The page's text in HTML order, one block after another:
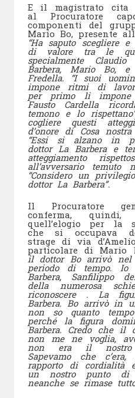
E il magistrato cita
al Procuratore
componenti del
Mario Bo, presente
“Ha saputo scegliere
di valore tra le
specialmente
Barbera, Mario Bo,
Fredella. “I suoi
impone ritmi di
per primo li
Fausto Cardella
temono e lo
cogliere questi
d’onore di Cosa
“Essi si alzano in
dottor La Barbera e
atteggiamento
all’avversario temuto
“Considero un
dottor La Barbera”.
Il Procuratore
conferma,
quell’elogio per la
che si occupava
strage di via
particolare di Mario
il dottor Bo arrivò nel
periodo di tempo.
Barbera, Sanfilippo
della numerosa
riconoscere . La
Barbera. Bo arrivò in
non so quanto
perché la figura
Barbera. Credo che il
non me ne voglia,
non era il nostro
Sapevamo che
rapporto di cordialità
un nostro punto di
neanche se rimase